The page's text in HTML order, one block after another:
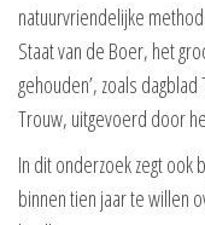
natuurvriendelijke
Staat van de Boer, het
gehouden’, zoals
Trouw, uitgevoerd door
In dit onderzoek zegt ook
binnen tien jaar te willen